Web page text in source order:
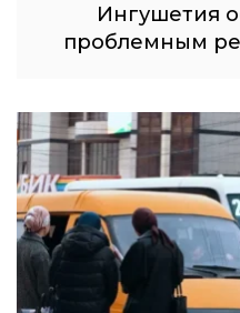
Ингушетия
проблемным